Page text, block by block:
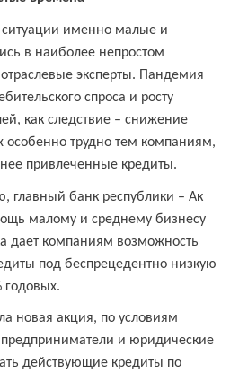
ситуации именно малые и
в наиболее непростом
эксперты. Пандемия
спроса и росту
как следствие – снижение
особенно трудно тем компаниям,
привлеченные кредиты.
главный банк республики – Ак
малому и среднему бизнесу
дает компаниям возможность
под беспрецедентно низкую
годовых.
новая акция, по условиям
и юридические
действующие кредиты по